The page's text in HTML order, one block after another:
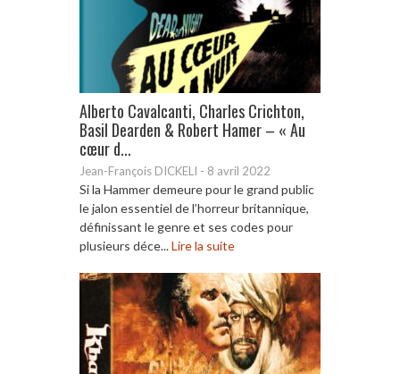
Alberto Cavalcanti, Charles Crichton,
Basil Dearden & Robert Hamer – « Au
cœur d...
Jean-François DICKELI - 8 avril 2022
Si la Hammer demeure pour le grand public
le jalon essentiel de l’horreur britannique,
définissant le genre et ses codes pour
plusieurs déce...Lire la suite